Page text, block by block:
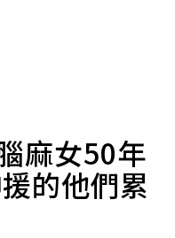
麻女50年
的他們累